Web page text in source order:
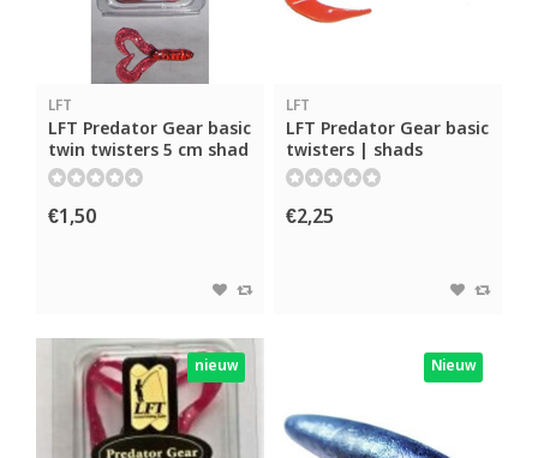
LFT
LFT Predator Gear basic
twin twisters 5 cm shad
€1,50
LFT
LFT Predator Gear basic
twisters | shads
€2,25
nieuw Nieuw